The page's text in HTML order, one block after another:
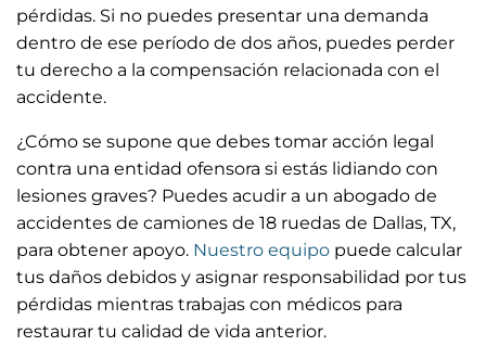
pérdidas. Si no puedes presentar una demanda
dentro de ese período de dos años, puedes perder
tu derecho a la compensación relacionada con el
accidente.
¿Cómo se supone que debes tomar acción legal
contra una entidad ofensora si estás lidiando con
lesiones graves? Puedes acudir a un abogado de
accidentes de camiones de 18 ruedas de Dallas, TX,
para obtener apoyo. Nuestro equipo puede calcular
tus daños debidos y asignar responsabilidad por tus
pérdidas mientras trabajas con médicos para
restaurar tu calidad de vida anterior.